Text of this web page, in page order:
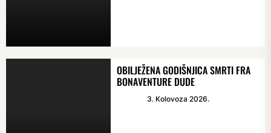
OBILJEŽENA GODIŠNJICA SMRTI FRA
BONAVENTURE DUDE
3. Kolovoza 2026.